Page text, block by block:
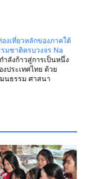
งเที่ยวหลักของภาคใต้
มชาติครบวงจร Na
ลังก้าวสู่การเป็นหนึ่ง
ประเทศไทย ด้วย
นธรรม ศาสนา